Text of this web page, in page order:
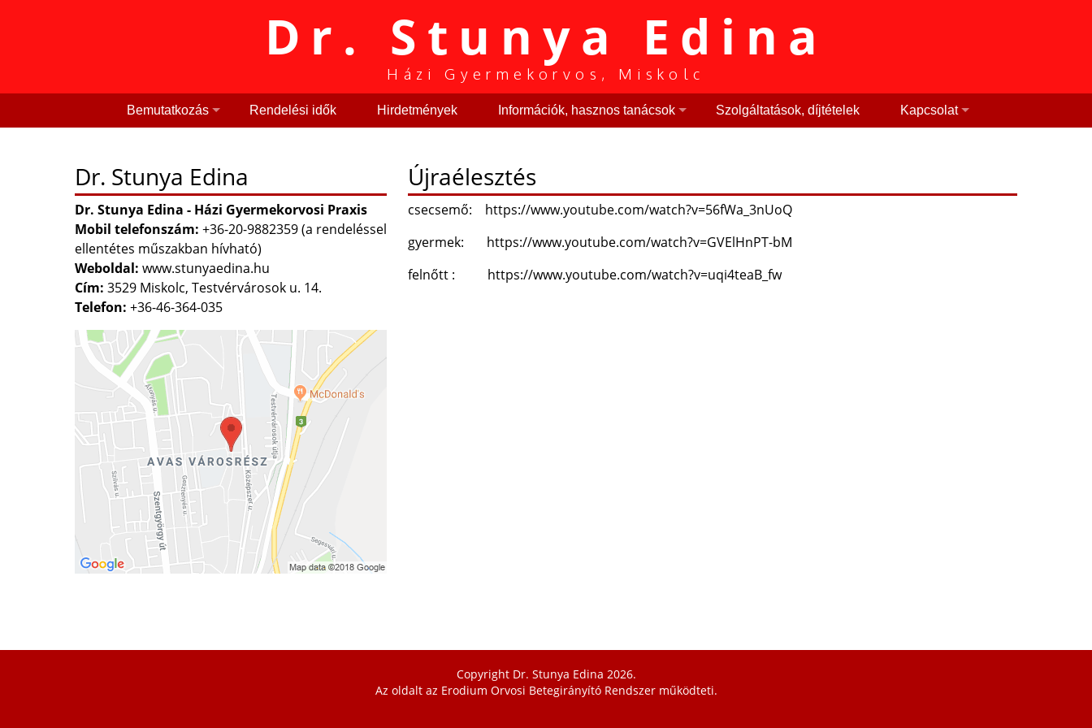
Dr. Stunya Edina
Házi Gyermekorvos, Miskolc
Bemutatkozás Rendelési idők Hirdetmények Információk, hasznos tanácsok Szolgáltatások, díjtételek Kapcsolat
Újraélesztés
csecsemő: https://www.youtube.com/watch?v=56fWa_3nUoQ
gyermek: https://www.youtube.com/watch?v=GVElHnPT-bM
felnőtt : https://www.youtube.com/watch?v=uqi4teaB_fw
Dr. Stunya Edina
Dr. Stunya Edina - Házi Gyermekorvosi Praxis
Mobil telefonszám: +36-20-9882359 (a rendeléssel
ellentétes műszakban hívható)
Weboldal: www.stunyaedina.hu
Cím: 3529 Miskolc, Testvérvárosok u. 14.
Telefon: +36-46-364-035
Copyright Dr. Stunya Edina 2026.
Az oldalt az Erodium Orvosi Betegirányító Rendszerműködteti.